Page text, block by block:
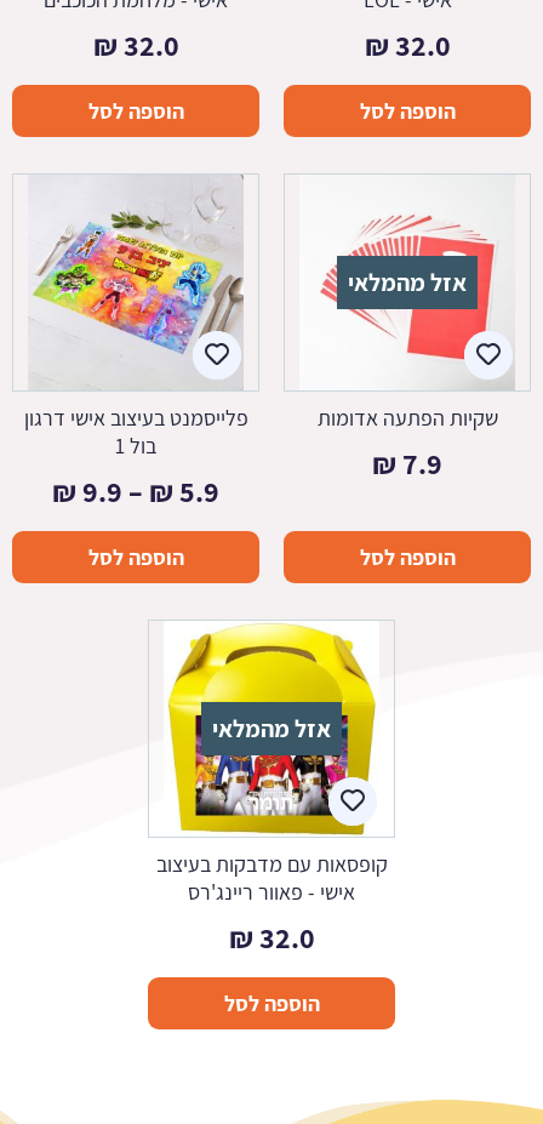
32.0
₪
הוספה לסל
32.0
₪
הוספה לסל
אזל מהמלאי
שקיות הפתעה אדומות
7.9
₪
הוספה לסל
פלייסמנט בעיצוב אישי דרגון
בול 1
5.9
₪
–
9.9
₪
הוספה לסל
אזל מהמלאי
קופסאות עם מדבקות בעיצוב
אישי - פאוור ריינג'רס
32.0
₪
הוספה לסל